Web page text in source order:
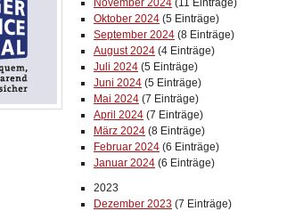
November 2024 (11 Einträge)
Oktober 2024 (5 Einträge)
September 2024 (8 Einträge)
August 2024 (4 Einträge)
Juli 2024 (5 Einträge)
Juni 2024 (5 Einträge)
Mai 2024 (7 Einträge)
April 2024 (7 Einträge)
März 2024 (8 Einträge)
Februar 2024 (6 Einträge)
Januar 2024 (6 Einträge)
2023
Dezember 2023 (7 Einträge)